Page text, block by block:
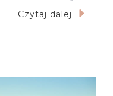
Co
Czytaj dalej